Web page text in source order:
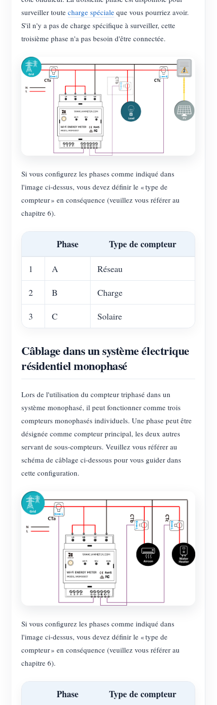
surveiller toute charge spéciale que vous pourriez avoir.
S'il n'y a pas de charge spécifique à surveiller, cette
troisième phase n'a pas besoin d'être connectée.
Si vous configurez les phases comme indiqué dans
l'image ci-dessus, vous devez définir le « type de
compteur » en conséquence (veuillez vous référer au
chapitre 6).
Phase Type de compteur
1 A Réseau
2 B Charge
3 C Solaire
Câblage dans un système électrique
résidentiel monophasé
Lors de l'utilisation du compteur triphasé dans un
système monophasé, il peut fonctionner comme trois
compteurs monophasés individuels. Une phase peut être
désignée comme compteur principal, les deux autres
servant de sous-compteurs. Veuillez vous référer au
schéma de câblage ci-dessous pour vous guider dans
cette configuration.
Si vous configurez les phases comme indiqué dans
l'image ci-dessus, vous devez définir le « type de
compteur » en conséquence (veuillez vous référer au
chapitre 6).
Phase Type de compteur